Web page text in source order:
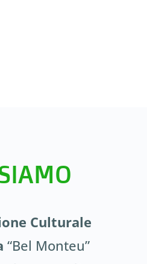
Culturale
“Bel Monteu”